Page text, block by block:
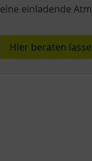
eine einladende
Hier beraten